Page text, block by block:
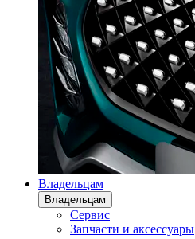
Владельцам
Владельцам
Сервис
Запчасти и аксессуары